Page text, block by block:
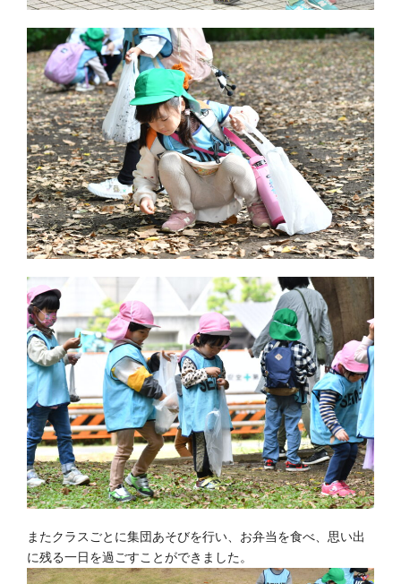
またクラスごとに集団あそびを行い、お弁当を食べ、思い出
に残る一日を過ごすことができました。